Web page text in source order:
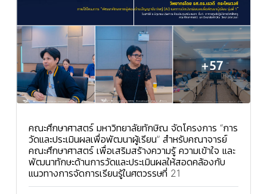
คณะศึกษาศาสตร์ มหาวิทยาลัยทักษิณ จัดโครงการ “การ
วัดและประเมินผลเพื่อพัฒนาผู้เรียน” สำหรับคณาจารย์
คณะศึกษาศาสตร์ เพื่อเสริมสร้างความรู้ ความเข้าใจ และ
พัฒนาทักษะด้านการวัดและประเมินผลให้สอดคล้องกับ
แนวทางการจัดการเรียนรู้ในศตวรรษที่ 21